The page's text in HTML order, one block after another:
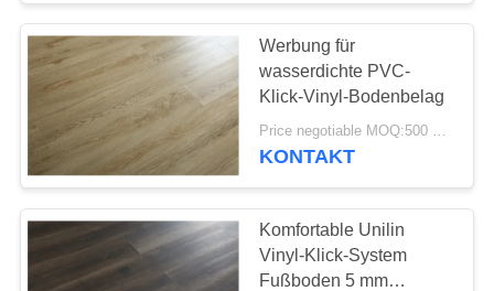
Werbung für
wasserdichte PVC-
Klick-Vinyl-Bodenbelag
Price negotiable MOQ:500 Quadratmeter
KONTAKT
Komfortable Unilin
Vinyl-Klick-System
Fußboden 5 mm